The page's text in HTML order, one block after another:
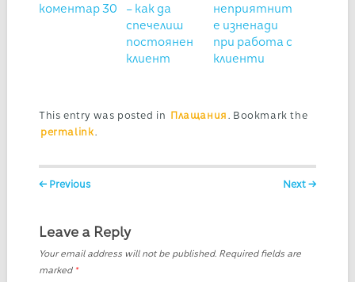
коментар 30
– как да
спечелиш
постоянен
клиент
неприятнит
е изненади
при работа с
клиенти
This entry was posted in Плащания . Bookmark the
permalink .
Post navigation
← Previous Next →
Leave a Reply
Your email address will not be published. Required fields are
marked *